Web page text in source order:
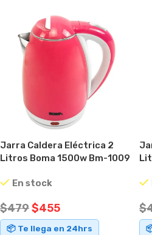
Jarra Caldera Eléctrica 2
Litros Boma 1500w Bm-1009
En stock
$479$455
📦 Te llega en 24hrs
$